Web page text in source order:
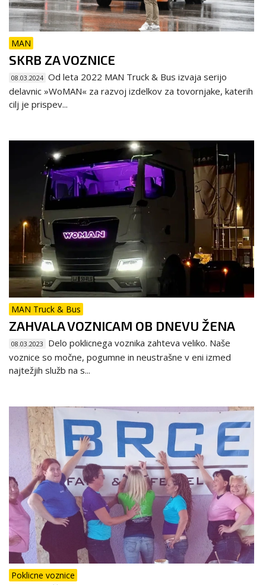
MAN
SKRB ZA VOZNICE
08.03.2024 Od leta 2022 MAN Truck & Bus izvaja serijo
delavnic »WoMAN« za razvoj izdelkov za tovornjake, katerih
cilj je prispev...
MAN Truck & Bus
ZAHVALA VOZNICAM OB DNEVU ŽENA
08.03.2023
Delo poklicnega voznika zahteva veliko. Naše
voznice so močne, pogumne in neustrašne v eni izmed
najtežjih služb na s...
Poklicne voznice